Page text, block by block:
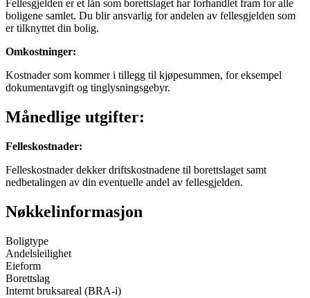
Fellesgjelden er et lån som borettslaget har forhandlet fram for alle
boligene samlet. Du blir ansvarlig for andelen av fellesgjelden som
er tilknyttet din bolig.
Omkostninger:
Kostnader som kommer i tillegg til kjøpesummen, for eksempel
dokumentavgift og tinglysningsgebyr.
Månedlige utgifter:
Felleskostnader:
Felleskostnader dekker driftskostnadene til borettslaget samt
nedbetalingen av din eventuelle andel av fellesgjelden.
Nøkkelinformasjon
Boligtype
Andelsleilighet
Eieform
Borettslag
Internt bruksareal (BRA-i)